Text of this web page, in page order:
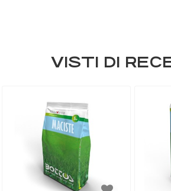
VISTI DI